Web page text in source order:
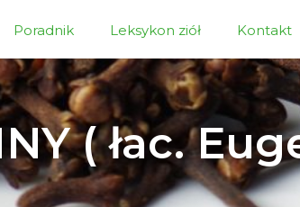
Poradnik Leksykon ziół Kontakt
( łac.